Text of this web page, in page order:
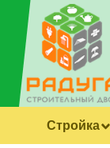
Стройка